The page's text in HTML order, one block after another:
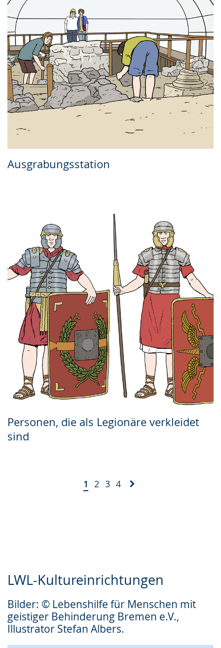
Ausgrabungsstation
Personen, die als Legionäre verkleidet
sind
1 2 3 4
LWL-Kultureinrichtungen
Bilder: © Lebenshilfe für Menschen mit
geistiger Behinderung Bremen e.V.,
Illustrator Stefan Albers.